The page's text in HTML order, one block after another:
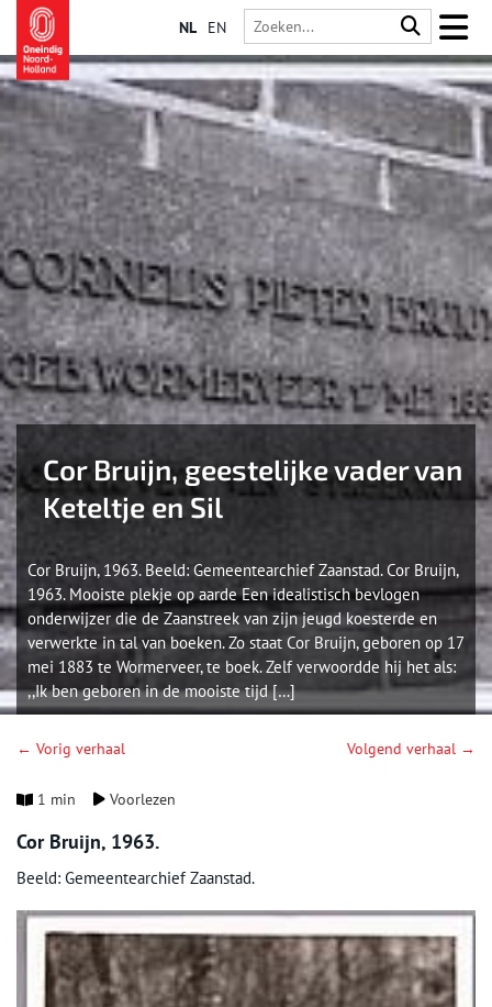
NL EN
Cor Bruijn, geestelijke vader van
Keteltje en Sil
Cor Bruijn, 1963. Beeld: Gemeentearchief Zaanstad. Cor Bruijn,
1963. Mooiste plekje op aarde Een idealistisch bevlogen
onderwijzer die de Zaanstreek van zijn jeugd koesterde en
verwerkte in tal van boeken. Zo staat Cor Bruijn, geboren op 17
mei 1883 te Wormerveer, te boek. Zelf verwoordde hij het als:
,,Ik ben geboren in de mooiste tijd […]
← Vorig verhaal Volgend verhaal →
1 min Voorlezen
Cor Bruijn, 1963.
Beeld: Gemeentearchief Zaanstad.